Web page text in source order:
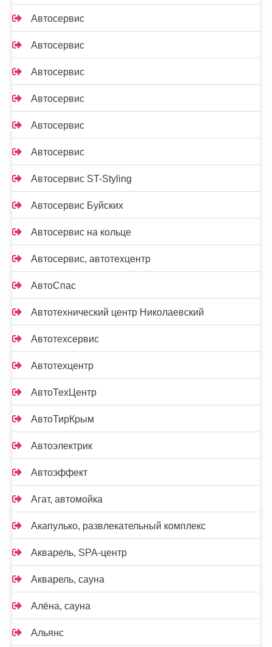
Автосервис
Автосервис
Автосервис
Автосервис
Автосервис
Автосервис
Автосервис ST-Styling
Автосервис Буйских
Автосервис на кольце
Автосервис, автотехцентр
АвтоСпас
Автотехнический центр Николаевский
Автотехсервис
Автотехцентр
АвтоТехЦентр
АвтоТирКрым
Автоэлектрик
Автоэффект
Агат, автомойка
Акапулько, развлекательный комплекс
Акварель, SPA-центр
Акварель, сауна
Алёна, сауна
Альянс